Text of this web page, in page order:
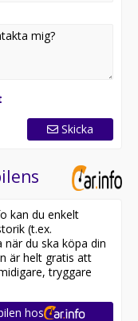
Skicka
kan du enkelt
(t.ex.
du ska köpa din
är helt gratis att
tryggare
hos